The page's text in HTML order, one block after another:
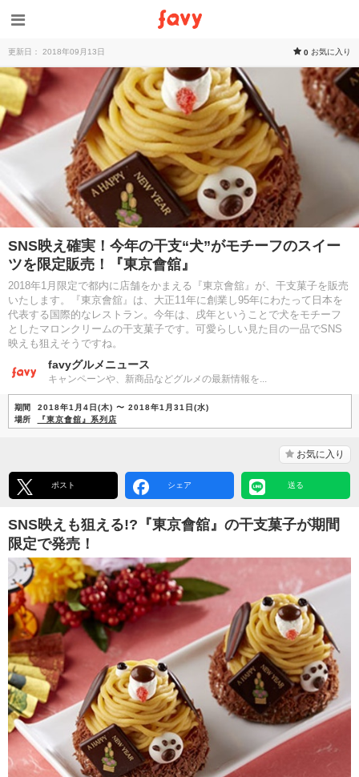
更新日： 2018年09月13日 0 お気に入り
SNS映え確実！今年の干支“犬”がモチーフのスイー
ツを限定販売！『東京會舘』
2018年1月限定で都内に店舗をかまえる『東京會舘』が、干支菓子を販売
いたします。『東京會舘』は、大正11年に創業し95年にわたって日本を
代表する国際的なレストラン。今年は、戌年ということで犬をモチーフ
としたマロンクリームの干支菓子です。可愛らしい見た目の一品でSNS
映えも狙えそうですね。
favyグルメニュース
キャンペーンや、新商品などグルメの最新情報を...
期間
2018年1月4日(木) 〜 2018年1月31日(水)
場所
『東京會舘』系列店
お気に入り
ポスト シェア 送る
SNS映えも狙える!?『東京會舘』の干支菓子が期間
限定で発売！